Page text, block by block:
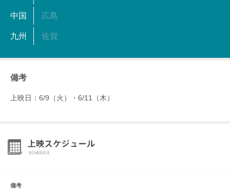
中国 広島
九州 佐賀
備考
上映日：6/9（火）・6/11（木）
備考